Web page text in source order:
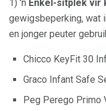
1) 'n Enkel-sitplek vir
gewigsbeperking, wat
en jonger peuter
Chicco KeyFit 30
Graco Infant Safe
Peg Perego Primo